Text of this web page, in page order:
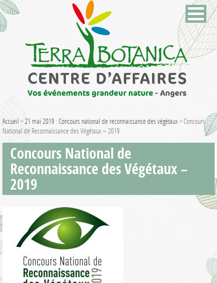
Accueil >21 mai 2019 : Concours national de reconnaissance des végétaux> Concours
National de Reconnaissance des Végétaux – 2019
Concours National de
Reconnaissance des Végétaux –
2019